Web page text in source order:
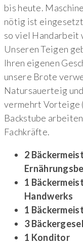
bis heute.
nötig ist
so viel Handarbeit
Unseren Teigen
Ihren eigenen
unsere Brote
Natursauerteig
vermehrt Vorteige
Backstube
Fachkräfte.
2
1
Handwerks
1
3
1 Konditor